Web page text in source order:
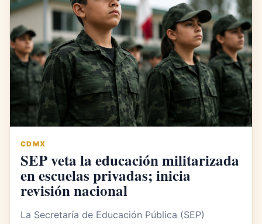
CDMX
SEP veta la educación militarizada
en escuelas privadas; inicia
revisión nacional
La Secretaría de Educación Pública (SEP)